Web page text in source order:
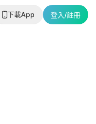
下載App 登入/註冊